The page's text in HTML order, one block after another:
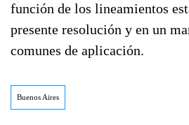
función de los lineamientos
presente resolución y en un
comunes de aplicación.
Buenos Aires